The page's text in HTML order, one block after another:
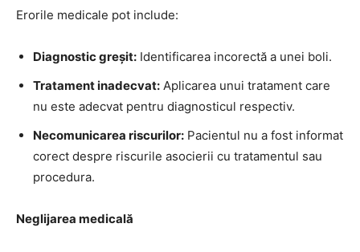
Erorile medicale pot include:
Diagnostic greșit: Identificarea incorectă a unei boli.
Tratament inadecvat: Aplicarea unui tratament care
nu este adecvat pentru diagnosticul respectiv.
Necomunicarea riscurilor: Pacientul nu a fost informat
corect despre riscurile asocierii cu tratamentul sau
procedura.
Neglijarea medicală